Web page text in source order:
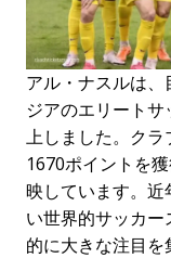
アル・ナスルは
ジアのエリート
上しました。ク
1670ポイントを
映しています。
い世界的サッカ
的に大きな注目